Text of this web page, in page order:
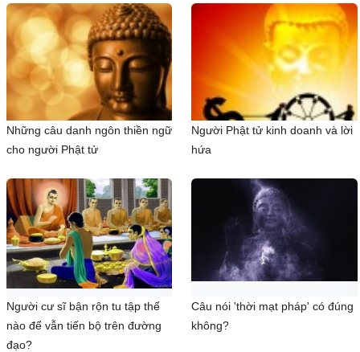
Những câu danh ngôn thiền ngữ
cho người Phật tử
Người Phật tử kinh doanh và lời
hứa
Người cư sĩ bận rộn tu tập thế
nào để vẫn tiến bộ trên đường
đạo?
Câu nói 'thời mạt pháp' có đúng
không?